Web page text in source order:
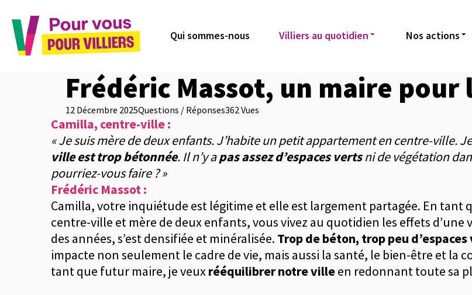
Qui sommes-nous Villiers au quotidien Nos actions
Frédéric Massot, un maire pour
12 Décembre 2025Questions / Réponses362 Vues
Camilla, centre-ville :
« Je suis mère de deux enfants. J’habite un petit appartement en centre-ville.
ville est trop bétonnée. Il n’y apas assez d’espaces vertsni de végétation
pourriez-vous faire ? »
Frédéric Massot :
Camilla, votre inquiétude est légitime et elle est largement partagée. En tant
centre-ville et mère de deux enfants, vous vivez au quotidien les effets d’une
des années, s’est densifiée et minéralisée. Trop de béton, trop peu
impacte non seulement le cadre de vie, mais aussi la santé, le bien-être et la
tant que futur maire, je veuxrééquilibrer notre villeen redonnant toute sa